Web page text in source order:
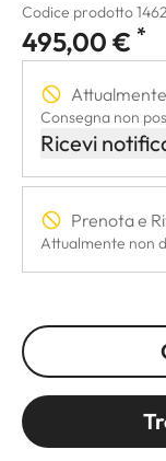
Codice prodotto
495,00 € *
Consegna non
Ricevi
Prenota e
Attualmente non